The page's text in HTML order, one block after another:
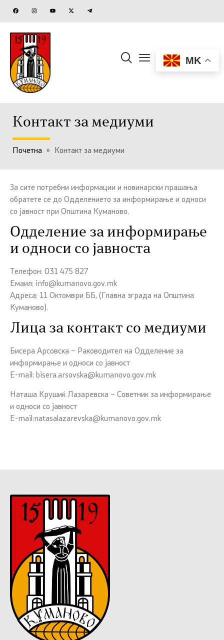
MK
Контакт за медиуми
Почетна » Контакт за медиуми
За сите потребни информации и новинарски прашања
обратете се до Одделението за информирање и односи
со јавност при Општина Куманово.
Одделение за информирање
и односи со јавноста
Телефон: 031 475 827
Емаил: info@kumanovo.gov.mk
Адреса: 11 Октомври ББ, (Главна зграда на Општина
Куманово).
Лица за контакт со медиуми
Бисера Арсовска – Раководител на Одделение за
информирање и односи со јавност
E-mail: bisera.arsovska@kumanovo.gov.mk
Наташа Крушиќ Лазаревска – Советник за информирање
и односи со јавност
E-mail:natasalazarevska@kumanovo.gov.mk